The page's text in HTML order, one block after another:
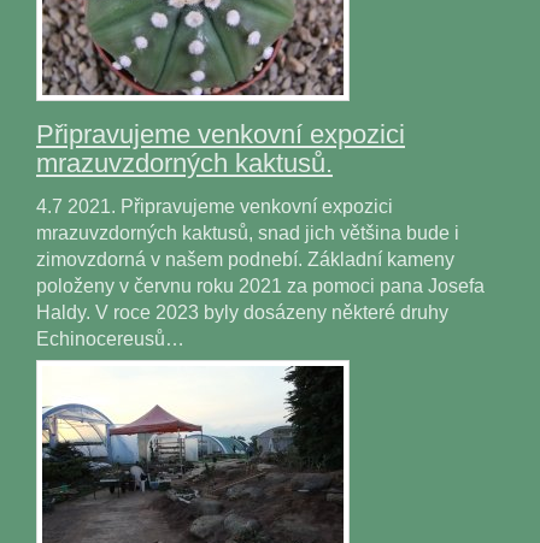
Připravujeme venkovní expozici
mrazuvzdorných kaktusů.
4.7 2021. Připravujeme venkovní expozici
mrazuvzdorných kaktusů, snad jich většina bude i
zimovzdorná v našem podnebí. Základní kameny
položeny v červnu roku 2021 za pomoci pana Josefa
Haldy. V roce 2023 byly dosázeny některé druhy
Echinocereusů…